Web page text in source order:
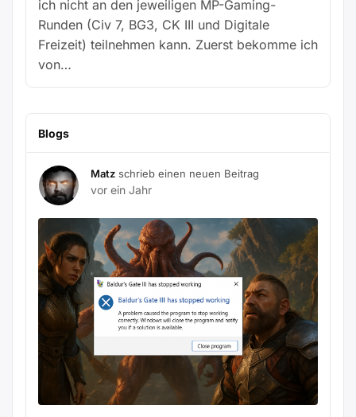
ich nicht an den jeweiligen MP-Gaming-
Runden (Civ 7, BG3, CK III und Digitale
Freizeit) teilnehmen kann. Zuerst bekomme ich
von…
Blogs
Matz schrieb einen neuen Beitrag
vor ein Jahr